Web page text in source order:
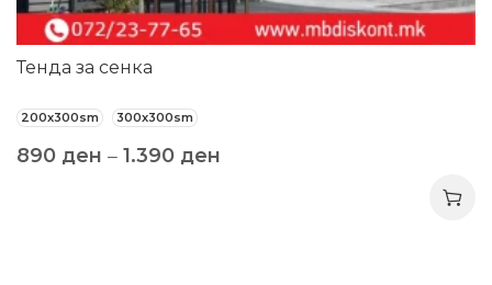
Тенда за сенка
200x300sm 300x300sm
890 ден – 1.390 ден